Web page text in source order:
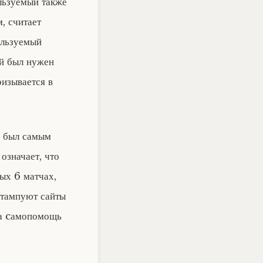
считает
был нужен
в
был самым
что
6 матчах,
сайты
cамопомощь